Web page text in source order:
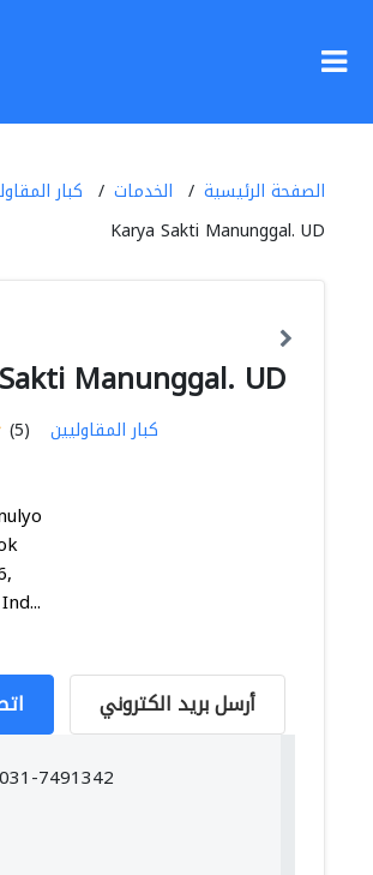
الصفحة الرئيسية الخدمات
كبار
Karya Sakti Manunggal. UD
Manunggal. UD
(5) كبار المقاوليين
أرسل بريد الكتروني
031-7491342